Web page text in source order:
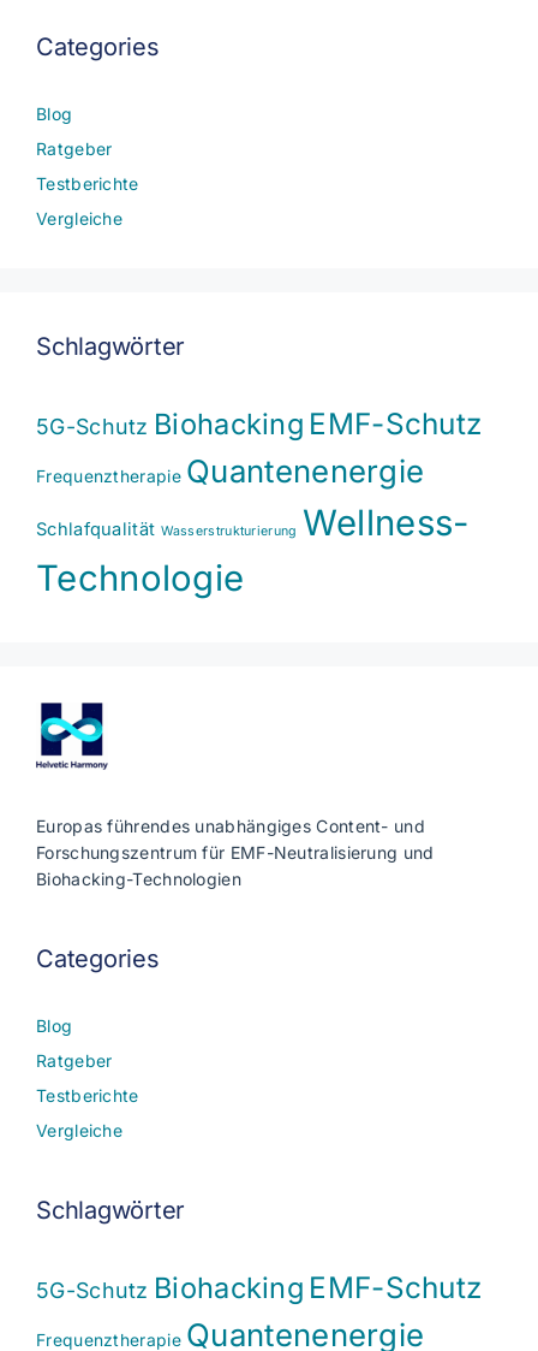
Categories
Blog
Ratgeber
Testberichte
Vergleiche
Schlagwörter
5G-Schutz Biohacking EMF-Schutz
Frequenztherapie Quantenenergie
Schlafqualität Wasserstrukturierung Wellness-
Technologie
Europas führendes unabhängiges Content- und
Forschungszentrum für EMF-Neutralisierung und
Biohacking-Technologien
Categories
Blog
Ratgeber
Testberichte
Vergleiche
Schlagwörter
5G-Schutz Biohacking EMF-Schutz
Frequenztherapie Quantenenergie